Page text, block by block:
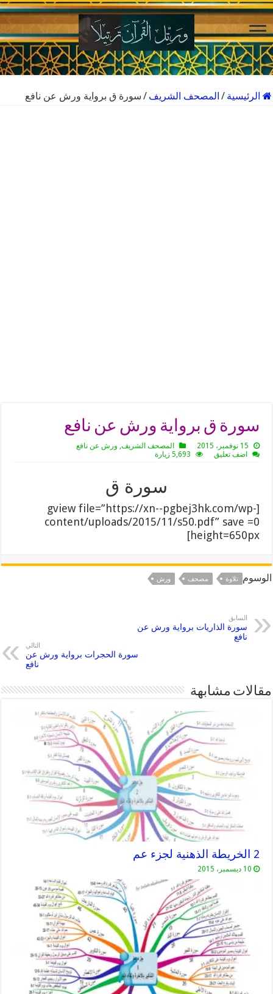
الرئيسية / المصحف الشريف / سورة ق برواية ورش عن نافع
سورة ق برواية ورش عن نافع
15 نوفمبر، 2015 المصحف الشريف, ورش عن نافع
اضف تعليق
5,693 زيارة
سورة ق
[gview file=”https://xn--pgbej3hk.com/wp-
content/uploads/2015/11/s50.pdf” save =0
height=650px]
الوسوم تلاوة مصحف ورش
السابق
سورة الذاريات برواية ورش عن
نافع
التالي
سورة الحجرات برواية ورش عن
نافع
مقالات مشابهة
2 الخريطة الذهنية لجزء عم
10 ديسمبر، 2015